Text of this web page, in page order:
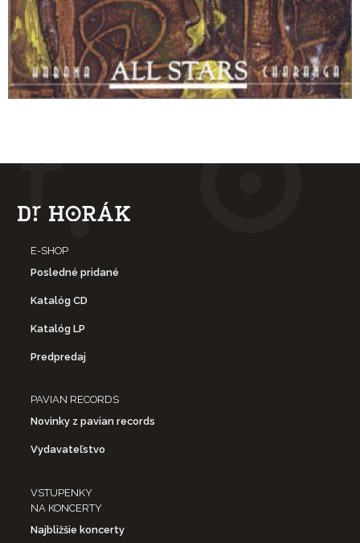
E-SHOP
Posledné pridané
Katalóg CD
Katalóg LP
Predpredaj
PAVIAN RECORDS
Novinky z pavian records
Vydavateľstvo
VSTUPENKY
NA KONCERTY
Najbližšie koncerty